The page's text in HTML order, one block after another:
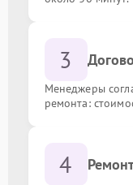
Замена процессора
Замена оперативной
Замена северного моста
3
Менеджеры
ремонта:
4